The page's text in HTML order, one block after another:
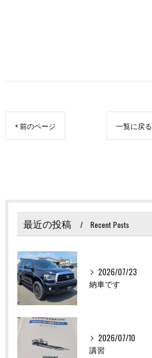
< 前のページ 一覧に戻る
最近の投稿 Recent Posts
2026/07/23
納車です
2026/07/10
講習